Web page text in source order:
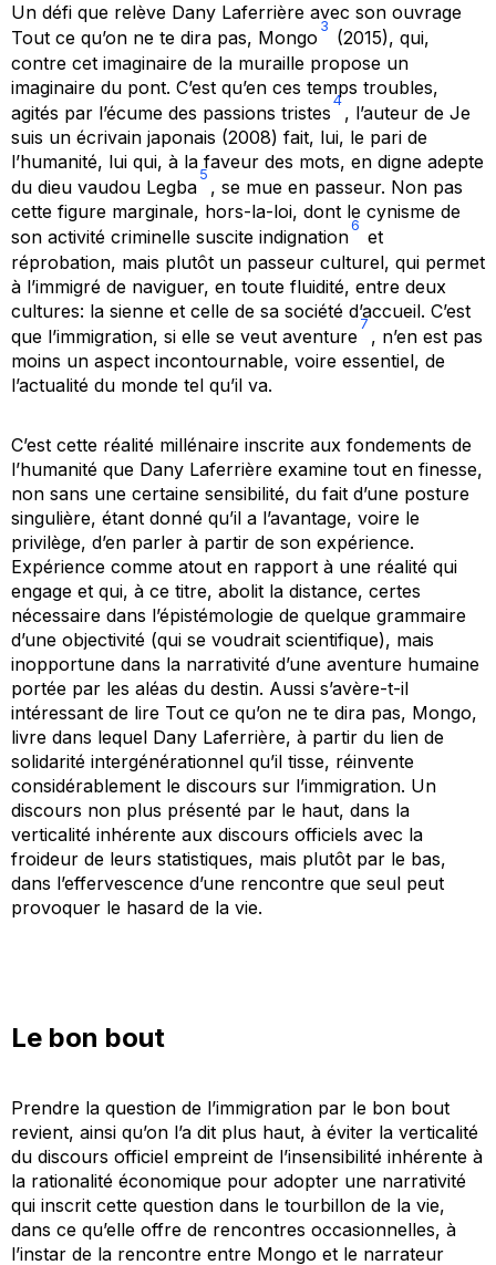
Un défi que relève Dany Laferrière avec son ouvrage
Tout ce qu’on ne te dira pas, Mongo
3
(2015), qui,
contre cet imaginaire de la muraille propose un
imaginaire du pont. C’est qu’en ces temps troubles,
agités par l’écume des passions tristes
4
, l’auteur de Je
suis un écrivain japonais (2008) fait, lui, le pari de
l’humanité, lui qui, à la faveur des mots, en digne adepte
du dieu vaudou Legba
5
, se mue en passeur. Non pas
cette figure marginale, hors-la-loi, dont le cynisme de
son activité criminelle suscite indignation
6
et
réprobation, mais plutôt un passeur culturel, qui permet
à l’immigré de naviguer, en toute fluidité, entre deux
cultures: la sienne et celle de sa société d’accueil. C’est
que l’immigration, si elle se veut aventure
7
, n’en est pas
moins un aspect incontournable, voire essentiel, de
l’actualité du monde tel qu’il va.
C’est cette réalité millénaire inscrite aux fondements de
l’humanité que Dany Laferrière examine tout en finesse,
non sans une certaine sensibilité, du fait d’une posture
singulière, étant donné qu’il a l’avantage, voire le
privilège, d’en parler à partir de son expérience.
Expérience comme atout en rapport à une réalité qui
engage et qui, à ce titre, abolit la distance, certes
nécessaire dans l’épistémologie de quelque grammaire
d’une objectivité (qui se voudrait scientifique), mais
inopportune dans la narrativité d’une aventure humaine
portée par les aléas du destin. Aussi s’avère-t-il
intéressant de lire Tout ce qu’on ne te dira pas, Mongo,
livre dans lequel Dany Laferrière, à partir du lien de
solidarité intergénérationnel qu’il tisse, réinvente
considérablement le discours sur l’immigration. Un
discours non plus présenté par le haut, dans la
verticalité inhérente aux discours officiels avec la
froideur de leurs statistiques, mais plutôt par le bas,
dans l’effervescence d’une rencontre que seul peut
provoquer le hasard de la vie.
Le bon bout
Prendre la question de l’immigration par le bon bout
revient, ainsi qu’on l’a dit plus haut, à éviter la verticalité
du discours officiel empreint de l’insensibilité inhérente à
la rationalité économique pour adopter une narrativité
qui inscrit cette question dans le tourbillon de la vie,
dans ce qu’elle offre de rencontres occasionnelles, à
l’instar de la rencontre entre Mongo et le narrateur